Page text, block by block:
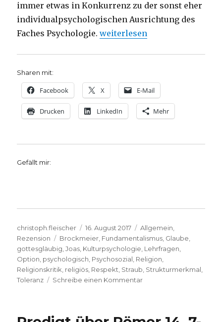
immer etwas in Konkurrenz zu der sonst eher
individualpsychologischen Ausrichtung des
Faches Psychologie.„Kulturpsychologie,
weiterlesen
Sharen mit:
Facebook X E-Mail
Drucken LinkedIn Mehr
Gefällt mir:
Autor
christoph.fleischer
Veröffentlicht
am
16. August 2017 Kategorien
Allgemein
Rezension
Schlagwörter
Brockmeier Fundamentalismus Glaube
gottesgläubig ,Joas Kulturpsychologie Lehrfragen
Option psychologisch Psychosozial Religion
Religionskritik religiös Respekt Straub Strukturmerkmal
Toleranz
Schreibe einen Kommentarzu